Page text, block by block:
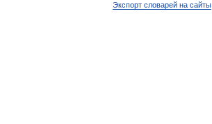
Экспорт словарей на сайты